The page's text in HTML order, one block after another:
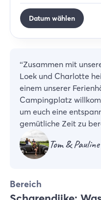
Datum wählen
“Zusammen mit
Loek und Charlotte
einem unserer
Campingplatz
um euch eine
gemütliche Zeit zu
Tom &
Bereich